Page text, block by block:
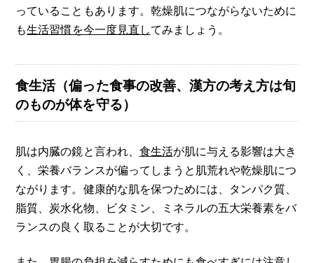
っていることもあります。乾燥肌につながらないために
も生活習慣を今一度見直してみましょう。
食生活（偏った食事の改善、漢方の考え方は旬
のものが体を守る）
肌は内臓の鏡と言われ、 食生活が肌に与える影響は大き
く、栄養バランスが偏ってしまうと肌荒れや乾燥肌につ
ながります。健康的な肌を保つためには、タンパク質、
脂質、炭水化物、ビタミン、ミネラルの五大栄養素をバ
ランスの良く取ることが大切です。